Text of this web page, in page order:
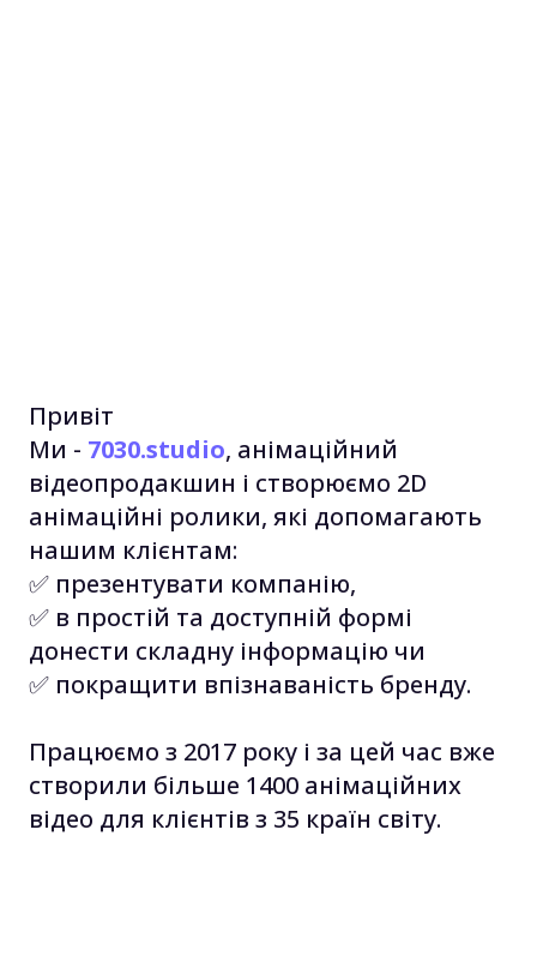
Привіт
Ми - 7030.studio, анімаційний
відеопродакшин і створюємо 2D
анімаційні ролики, які допомагають
нашим клієнтам:
✅ презентувати компанію,
✅ в простій та доступній формі
донести складну інформацію чи
✅ покращити впізнаваність бренду.
Працюємо з 2017 року і за цей час вже
створили більше 1400 анімаційних
відео для клієнтів з 35 країн світу.